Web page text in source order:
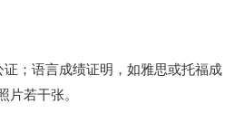
；语言成绩证明，如雅思或托福成
若干张。